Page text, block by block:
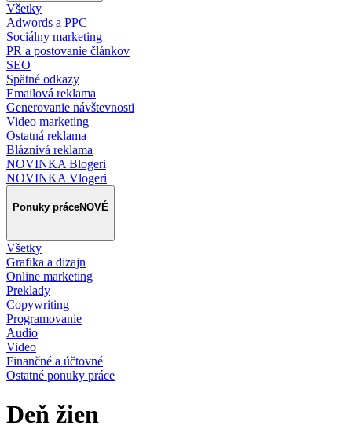
Všetky
Adwords a PPC
Sociálny marketing
PR a postovanie článkov
SEO
Spätné odkazy
Emailová reklama
Generovanie návštevnosti
Video marketing
Ostatná reklama
Bláznivá reklama
NOVINKA Blogeri
NOVINKA Vlogeri
Ponuky práceNOVÉ
Všetky
Grafika a dizajn
Online marketing
Preklady
Copywriting
Programovanie
Audio
Video
Finančné a účtovné
Ostatné ponuky práce
Deň žien